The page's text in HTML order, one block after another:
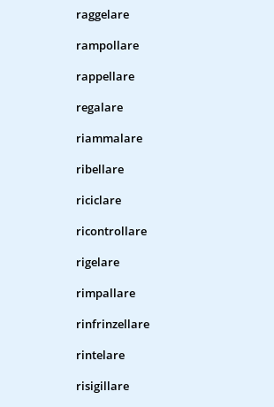
raggelare
rampollare
rappellare
regalare
riammalare
ribellare
riciclare
ricontrollare
rigelare
rimpallare
rinfrinzellare
rintelare
risigillare